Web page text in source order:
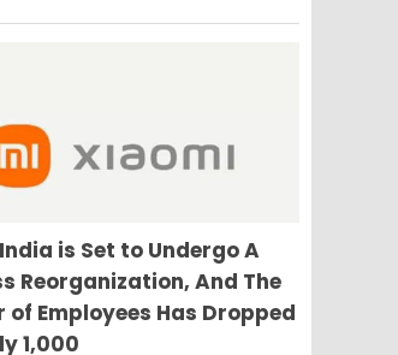
is Set to Undergo A
Reorganization, And The
of Employees Has Dropped
1,000